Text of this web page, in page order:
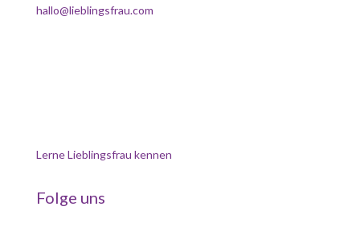
hallo@lieblingsfrau.com
Lerne Lieblingsfrau kennen
Folge uns